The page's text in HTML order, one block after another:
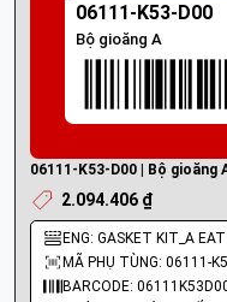
06111-K53-D00
Bộ gioăng A
06111-K53-D00 | Bộ gioăng
2.094.406 ₫
ENG: GASKET KIT_A
MÃ PHỤ TÙNG: 06111-
BARCODE: